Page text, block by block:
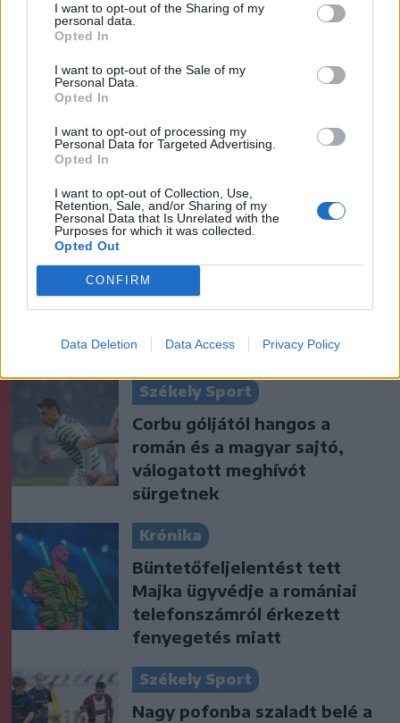
I want to opt-out of the Sharing of my
personal data.
Opted In
I want to opt-out of the Sale of my
Personal Data.
Opted In
I want to opt-out of processing my
Personal Data for Targeted Advertising.
Opted In
I want to opt-out of Collection, Use,
Retention, Sale, and/or Sharing of my
Personal Data that Is Unrelated with the
Purposes for which it was collected.
Opted Out
CONFIRM
Data Deletion Data Access Privacy Policy
Ezek is érdekelhetik
Székelyhon
mezőgazdasági úti vitából
Csatószegen
Székelyhon
Életét vesztette két halász,
Maros partján – frissítve
Székely Sport
Corbu góljától hangos a
román és a magyar sajtó,
válogatott meghívót
sürgetnek
Krónika
Büntetőfeljelentést tett
Majka ügyvédje a romániai
telefonszámról érkezett
fenyegetés miatt
Székely Sport
Nagy pofonba szaladt belé a